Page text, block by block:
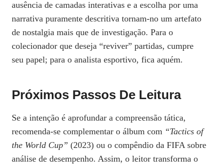
ausência de camadas interativas e a escolha por uma
narrativa puramente descritiva tornam‑no um artefato
de nostalgia mais que de investigação. Para o
colecionador que deseja “reviver” partidas, cumpre
seu papel; para o analista esportivo, fica aquém.
Próximos Passos De Leitura
Se a intenção é aprofundar a compreensão tática,
recomenda‑se complementar o álbum com “Tactics of
the World Cup” (2023) ou o compêndio da FIFA sobre
análise de desempenho. Assim, o leitor transforma o